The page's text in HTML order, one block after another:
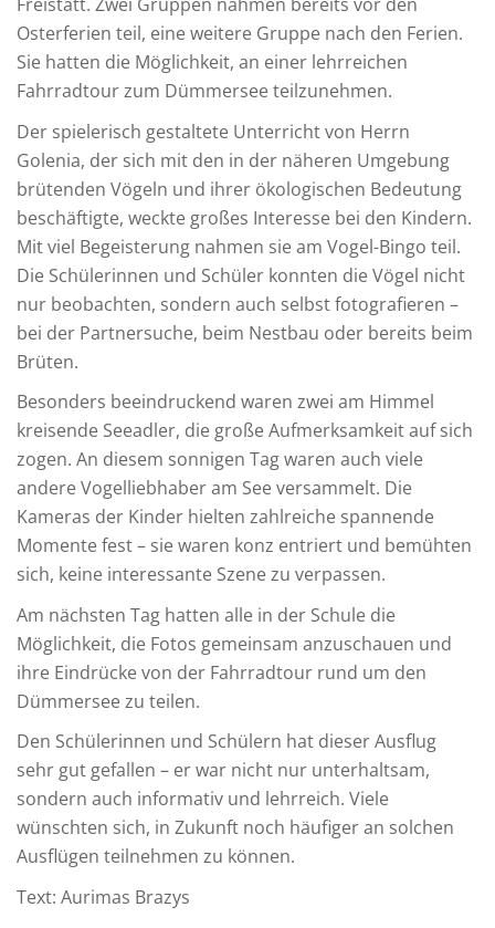
Osterferien teil, eine weitere Gruppe nach den Ferien.
Sie hatten die Möglichkeit, an einer lehrreichen
Fahrradtour zum Dümmersee teilzunehmen.
Der spielerisch gestaltete Unterricht von Herrn
Golenia, der sich mit den in der näheren Umgebung
brütenden Vögeln und ihrer ökologischen Bedeutung
beschäftigte, weckte großes Interesse bei den Kindern.
Mit viel Begeisterung nahmen sie am Vogel-Bingo teil.
Die Schülerinnen und Schüler konnten die Vögel nicht
nur beobachten, sondern auch selbst fotografieren –
bei der Partnersuche, beim Nestbau oder bereits beim
Brüten.
Besonders beeindruckend waren zwei am Himmel
kreisende Seeadler, die große Aufmerksamkeit auf sich
zogen. An diesem sonnigen Tag waren auch viele
andere Vogelliebhaber am See versammelt. Die
Kameras der Kinder hielten zahlreiche spannende
Momente fest – sie waren konz entriert und bemühten
sich, keine interessante Szene zu verpassen.
Am nächsten Tag hatten alle in der Schule die
Möglichkeit, die Fotos gemeinsam anzuschauen und
ihre Eindrücke von der Fahrradtour rund um den
Dümmersee zu teilen.
Den Schülerinnen und Schülern hat dieser Ausflug
sehr gut gefallen – er war nicht nur unterhaltsam,
sondern auch informativ und lehrreich. Viele
wünschten sich, in Zukunft noch häufiger an solchen
Ausflügen teilnehmen zu können.
Text: Aurimas Brazys